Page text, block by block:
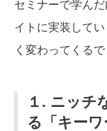
セミナーで学ん
イトに実装して
く変わってくるで
１. ニッチ
る「キーワ